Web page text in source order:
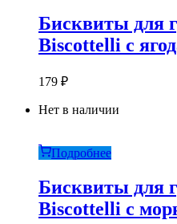
Бисквиты для
Biscottelli с
179 ₽
Нет в наличии
Подробнее
Бисквиты для
Biscottelli с